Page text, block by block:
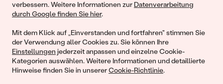
verbessern. Weitere Informationen zur Datenverarbeitung
durch Google finden Sie hier.
Mit dem Klick auf „Einverstanden und fortfahren" stimmen Sie
der Verwendung aller Cookies zu. Sie können Ihre
Einstellungen jederzeit anpassen und einzelne Cookie-
Kategorien auswählen. Weitere Informationen und detaillierte
Hinweise finden Sie in unsererCookie-Richtlinie.